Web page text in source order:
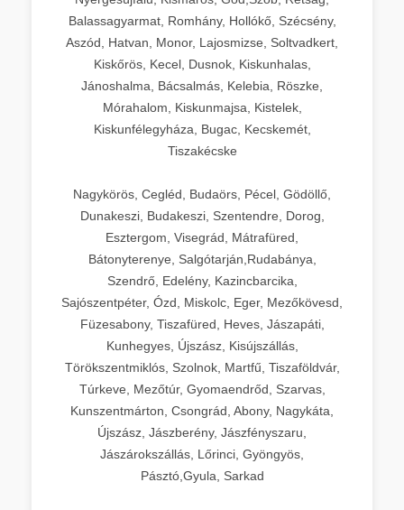
Balassagyarmat, Romhány, Hollókő, Szécsény,
Aszód, Hatvan, Monor, Lajosmizse, Soltvadkert,
Kiskőrös, Kecel, Dusnok, Kiskunhalas,
Jánoshalma, Bácsalmás, Kelebia, Röszke,
Mórahalom, Kiskunmajsa, Kistelek,
Kiskunfélegyháza, Bugac, Kecskemét,
Tiszakécske
Nagykörös, Cegléd, Budaörs, Pécel, Gödöllő,
Dunakeszi, Budakeszi, Szentendre, Dorog,
Esztergom, Visegrád, Mátrafüred,
Bátonyterenye, Salgótarján,Rudabánya,
Szendrő, Edelény, Kazincbarcika,
Sajószentpéter, Ózd, Miskolc, Eger, Mezőkövesd,
Füzesabony, Tiszafüred, Heves, Jászapáti,
Kunhegyes, Újszász, Kisújszállás,
Törökszentmiklós, Szolnok, Martfű, Tiszaföldvár,
Túrkeve, Mezőtúr, Gyomaendrőd, Szarvas,
Kunszentmárton, Csongrád, Abony, Nagykáta,
Újszász, Jászberény, Jászfényszaru,
Jászárokszállás, Lőrinci, Gyöngyös,
Pásztó,Gyula, Sarkad